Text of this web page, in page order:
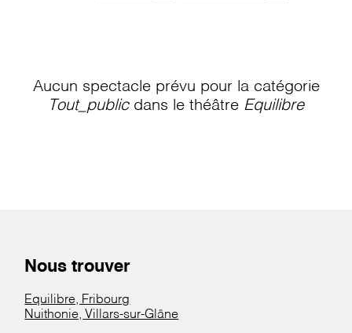
Aucun spectacle prévu pour la catégorie
Tout_publicdans le théâtre Equilibre
Nous trouver
Equilibre, Fribourg
Nuithonie, Villars-sur-Glâne